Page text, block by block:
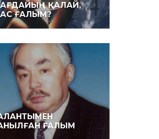
ҚАЛАЙ,
ҒАЛЫМ?
ҒАЛЫМ